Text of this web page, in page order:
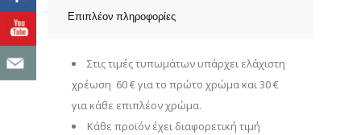
Επιπλέον πληροφορίες
Στις τιμές τυπωμάτων υπάρχει ελάχιστη
χρέωση 60 € για το πρώτο χρώμα και 30 €
για κάθε επιπλέον χρώμα.
Κάθε προϊόν έχει διαφορετική τιμή